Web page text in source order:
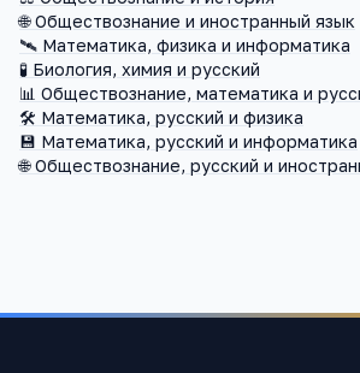
🌐 Обществознание и иностранный язык
🛰️ Математика, физика и информатика
🧪 Биология, химия и русский
📊 Обществознание, математика и
🛠️ Математика, русский и физика
💾 Математика, русский и информатика
🌐 Обществознание, русский и